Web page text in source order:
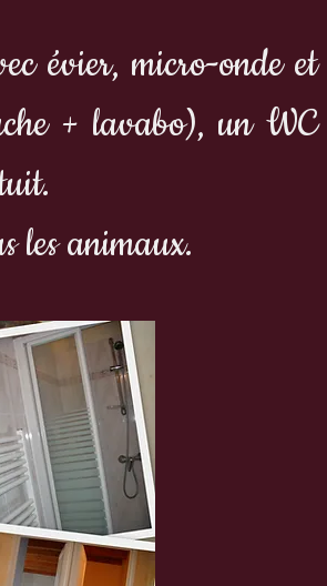
évier, micro-onde et
+ lavabo), un WC
les animaux.